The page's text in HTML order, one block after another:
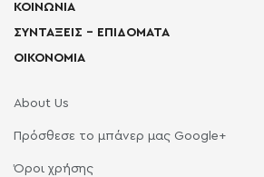
ΚΟΙΝΩΝΙΑ
ΣΥΝΤΑΞΕΙΣ – ΕΠΙΔΟΜΑΤΑ
ΟΙΚΟΝΟΜΙΑ
About Us
Πρόσθεσε το μπάνερ μας Google+
Όροι χρήσης